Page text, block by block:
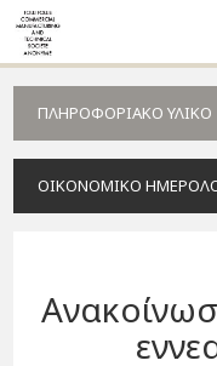
ΠΛΗΡΟΦΟΡΙΑΚΟ ΥΛΙΚΟ
ΟΙΚΟΝΟΜΙΚΟ